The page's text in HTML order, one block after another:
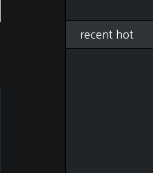
recent hot